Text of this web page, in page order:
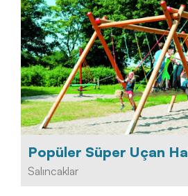
Popüler Süper Uçan
Salıncaklar